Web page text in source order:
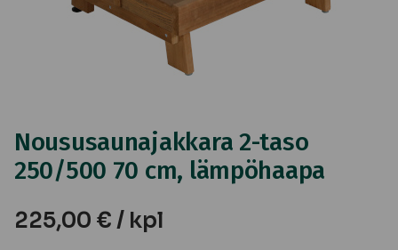
Noususaunajakkara 2-taso
250/500 70 cm, lämpöhaapa
225,00 € / kpl